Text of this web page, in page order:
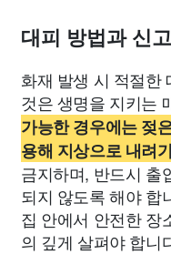
대피 방법과 신
화재 발생 시 적절한
것은 생명을 지키는
가능한 경우에는 젖
용해 지상으로 내려
금지하며, 반드시 출
되지 않도록 해야 합
집 안에서 안전한 장
의 깊게 살펴야 합니